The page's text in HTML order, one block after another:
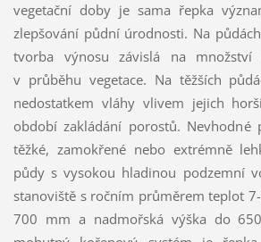
vegetační doby je sama řepka
zlepšování půdní úrodnosti. Na
tvorba výnosu závislá na množství
v průběhu vegetace. Na těžších
nedostatkem vláhy vlivem jejich
období zakládání porostů. Nevhodné
těžké, zamokřené nebo extrémně
půdy s vysokou hladinou podzemní
stanoviště s ročním průměrem teplot
700 mm a nadmořská výška do